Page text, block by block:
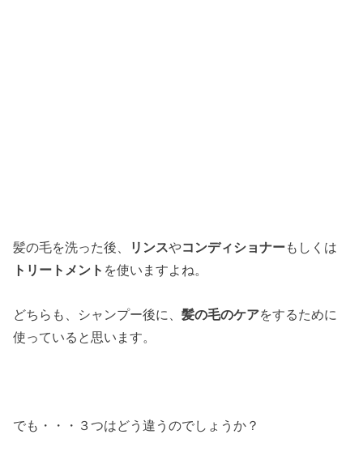
髪の毛を洗った後、 リンスやコンディショナーもしくは
トリートメント を使いますよね。
どちらも、シャンプー後に、髪の毛のケアをするために
使っていると思います。
でも・・・３つはどう違うのでしょうか？